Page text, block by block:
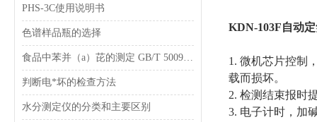
PHS-3C使用说明书
色谱样品瓶的选择
食品中苯并（a）芘的测定 GB/T 5009.27-2003
判断电*坏的检查方法
水分测定仪的分类和主要区别
KDN-103F自动
1. 微机芯片控制
载而损坏。
2. 检测结束报时
3. 电子计时，加